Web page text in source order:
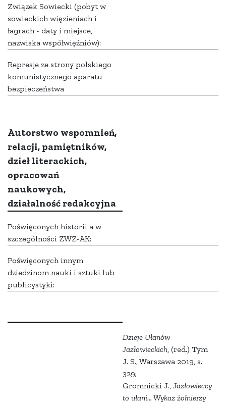
Związek Sowiecki (pobyt w
sowieckich więzieniach i
łagrach - daty i miejsce,
nazwiska współwięźniów):
Represje ze strony polskiego
komunistycznego aparatu
bezpieczeństwa
Autorstwo wspomnień,
relacji, pamiętników,
dzieł literackich,
opracowań
naukowych,
działalność redakcyjna
Poświęconych historii a w
szczególności ZWZ-AK:
Poświęconych innym
dziedzinom nauki i sztuki lub
publicystyki:
Dzieje Ułanów
Jazłowieckich, (red.) Tym
J. S., Warszawa 2019, s.
329;
Gromnicki J., Jazłowieccy
to ułani… Wykaz żołnierzy